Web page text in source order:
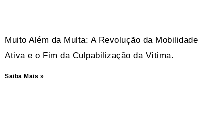
Muito Além da Multa: A Revolução da Mobilidade
Ativa e o Fim da Culpabilização da Vítima.
Saiba Mais »